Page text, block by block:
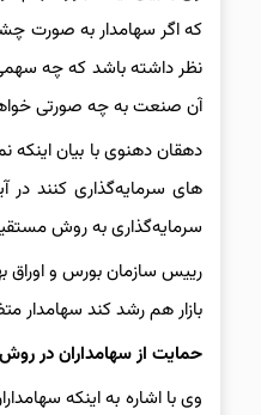
که اگر سهامدار به صورت
نظر داشته باشد که چه
آن صنعت به چه صورتی
دهقان دهنوی با بیان
های سرمایه‌گذاری کنند در
سرمایه‌گذاری به روش مستقیم
رییس سازمان بورس و اوراق
بازار هم رشد کند سهامدار
حمایت از سهامداران در
وی با اشاره به اینکه